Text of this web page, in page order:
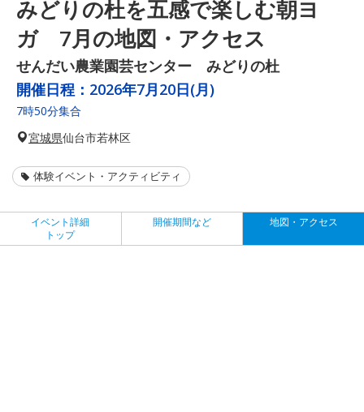
みどりの杜を五感で楽しむ朝ヨ
ガ 7月の地図・アクセス
せんだい農業園芸センター みどりの杜
開催日程： 2026年7月20日(月)
7時50分集合
宮城県仙台市若林区
体験イベント・アクティビティ
イベント詳細
トップ
開催期間など 地図・アクセス